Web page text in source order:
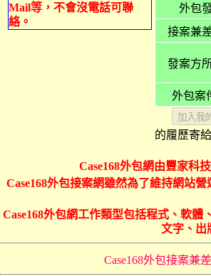
Mail等，不會沒電話可聯
絡。
外包
接案兼
發案方
外包案
的履歷寄
Case168外包網由豐家科
Case168外包接案網雖然為了維持網站
Case168外包網工作類型包括程式、軟
文字、出
Case168外包接案兼